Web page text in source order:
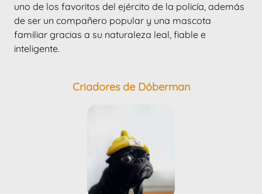
uno de los favoritos del ejército de la policía, además
de ser un compañero popular y una mascota
familiar gracias a su naturaleza leal, fiable e
inteligente.
Criadores de Dóberman